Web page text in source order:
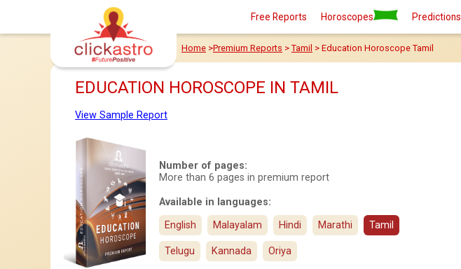
Free Reports Horoscopes Predictions
Home >Premium Reports > Tamil > Education Horoscope Tamil
EDUCATION HOROSCOPE IN TAMIL
View Sample Report
Number of pages:
More than 6 pages in premium report
Available in languages:
English
Malayalam Hindi Marathi Tamil
Telugu Kannada Oriya